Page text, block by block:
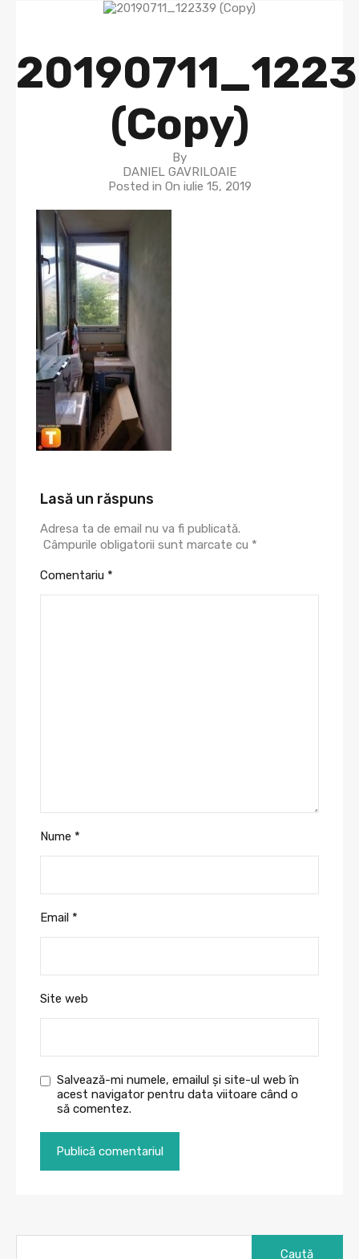
(Copy)
By
DANIEL GAVRILOAIE
Posted in On iulie 15, 2019
Lasă un răspuns
Adresa ta de email nu va fi publicată.
Câmpurile obligatorii sunt marcate cu *
Comentariu *
Nume *
Email *
Site web
Salvează-mi numele, emailul și site-ul web în
acest navigator pentru data viitoare când o
să comentez.